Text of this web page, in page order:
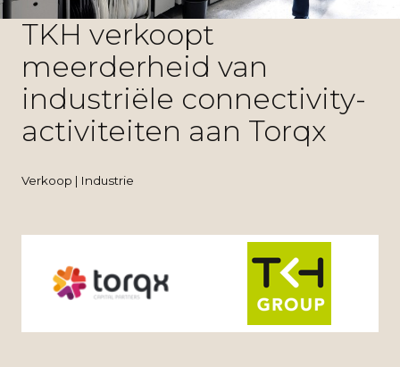
TKH verkoopt
meerderheid van
industriële connectivity-
activiteiten aan Torqx
Verkoop | Industrie